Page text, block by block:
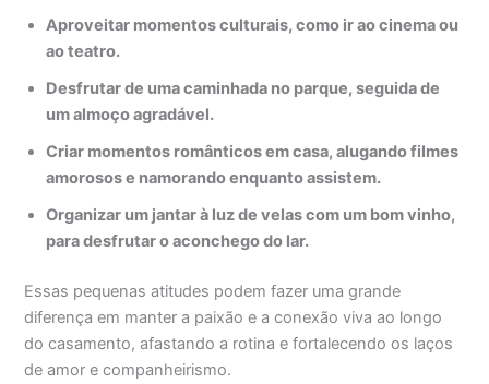
Aproveitar momentos culturais, como ir ao cinema ou
ao teatro.
Desfrutar de uma caminhada no parque, seguida de
um almoço agradável.
Criar momentos românticos em casa, alugando filmes
amorosos e namorando enquanto assistem.
Organizar um jantar à luz de velas com um bom vinho,
para desfrutar o aconchego do lar.
Essas pequenas atitudes podem fazer uma grande
diferença em manter a paixão e a conexão viva ao longo
do casamento, afastando a rotina e fortalecendo os laços
de amor e companheirismo.